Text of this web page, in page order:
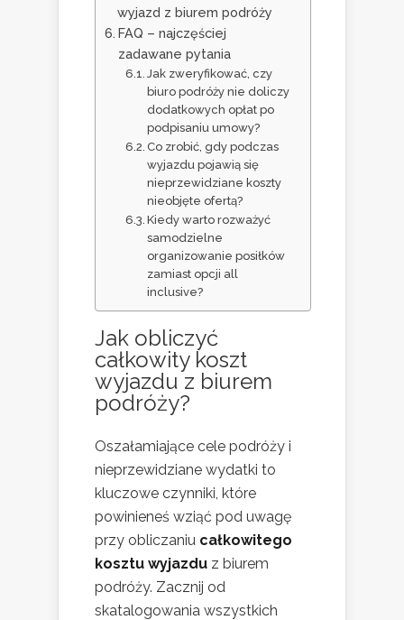
wyjazd z biurem podróży
FAQ – najczęściej
zadawane pytania
Jak zweryfikować, czy
biuro podróży nie doliczy
dodatkowych opłat po
podpisaniu umowy?
Co zrobić, gdy podczas
wyjazdu pojawią się
nieprzewidziane koszty
nieobjęte ofertą?
Kiedy warto rozważyć
samodzielne
organizowanie posiłków
zamiast opcji all
inclusive?
Jak obliczyć
całkowity koszt
wyjazduz biurem
podróży?
Oszałamiające cele podróży i
nieprzewidziane wydatki to
kluczowe czynniki, które
powinieneś wziąć pod uwagę
przy obliczaniu całkowitego
kosztu wyjazdu z biurem
podróży. Zacznij od
skatalogowania wszystkich